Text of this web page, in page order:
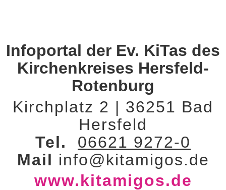
Infoportal der Ev. KiTas des
Kirchenkreises Hersfeld-
Rotenburg
Kirchplatz 2 | 36251 Bad
Hersfeld
Tel. 06621 9272-0
Mail info@kitamigos.de
www.kitamigos.de